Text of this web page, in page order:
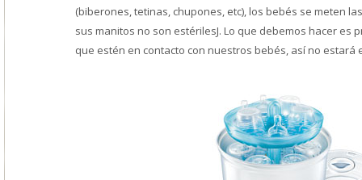
(biberones, tetinas, chupones, etc), los bebés se meten
sus manitos no son estérilesJ. Lo que debemos hacer es
que estén en contacto con nuestros bebés, así no estará